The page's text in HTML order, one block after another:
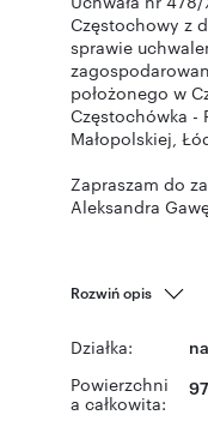
Częstochowy z
sprawie
położonego w
Częstochówka -
Małopolskiej,
Zapraszam do
Aleksandra
Rozwiń opis
Działka:
Powierzchni
a całkowita: